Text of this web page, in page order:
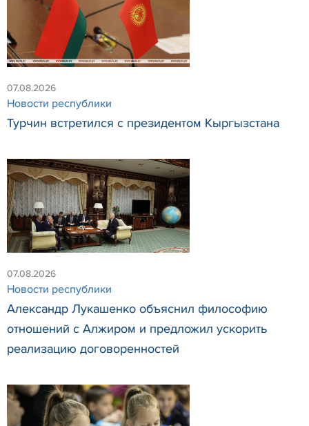
07.08.2026
Новости республики
Турчин встретился с президентом Кыргызстана
07.08.2026
Новости республики
Александр Лукашенко объяснил философию
отношений с Алжиром и предложил ускорить
реализацию договоренностей